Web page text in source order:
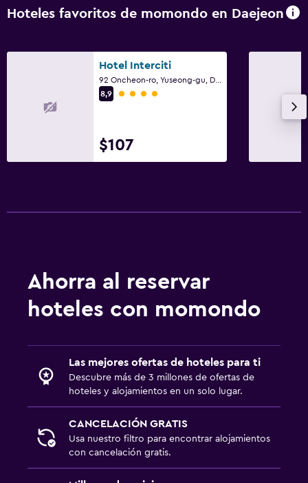
Hoteles favoritos de momondo en Daejeon
Hotel Interciti
8,9
Categoría 4
$107
Ahorra al reservar
hoteles con momondo
Las mejores ofertas de hoteles para ti
Descubre más de 3 millones de ofertas de
hoteles y alojamientos en un solo lugar.
CANCELACIÓN GRATIS
Usa nuestro filtro para encontrar alojamientos
con cancelación gratis.